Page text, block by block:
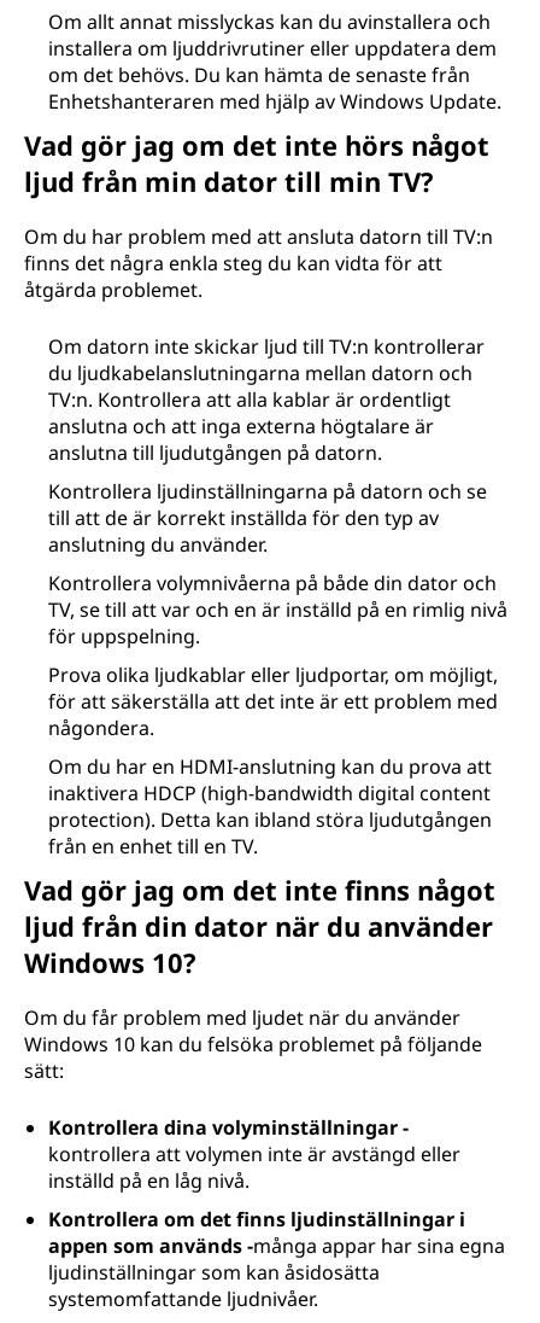
Om allt annat misslyckas kan du avinstallera och
installera om ljuddrivrutiner eller uppdatera dem
om det behövs. Du kan hämta de senaste från
Enhetshanteraren med hjälp av Windows Update.
Vad gör jag om det inte hörs något
ljud från min dator till min TV?
Om du har problem med att ansluta datorn till TV:n
finns det några enkla steg du kan vidta för att
åtgärda problemet.
Om datorn inte skickar ljud till TV:n kontrollerar
du ljudkabelanslutningarna mellan datorn och
TV:n. Kontrollera att alla kablar är ordentligt
anslutna och att inga externa högtalare är
anslutna till ljudutgången på datorn.
Kontrollera ljudinställningarna på datorn och se
till att de är korrekt inställda för den typ av
anslutning du använder.
Kontrollera volymnivåerna på både din dator och
TV, se till att var och en är inställd på en rimlig nivå
för uppspelning.
Prova olika ljudkablar eller ljudportar, om möjligt,
för att säkerställa att det inte är ett problem med
någondera.
Om du har en HDMI-anslutning kan du prova att
inaktivera HDCP (high-bandwidth digital content
protection). Detta kan ibland störa ljudutgången
från en enhet till en TV.
Vad gör jag om det inte finns något
ljud från din dator när du använder
Windows 10?
Om du får problem med ljudet när du använder
Windows 10 kan du felsöka problemet på följande
sätt:
Kontrollera dina volyminställningar -
kontrollera att volymen inte är avstängd eller
inställd på en låg nivå.
Kontrollera om det finns ljudinställningar i
appen som används -många appar har sina egna
ljudinställningar som kan åsidosätta
systemomfattande ljudnivåer.